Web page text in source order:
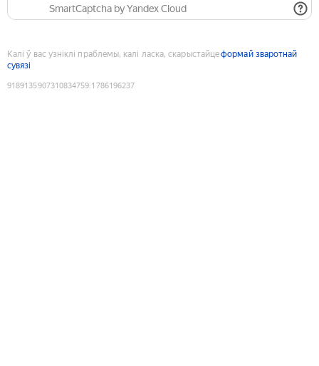
SmartCaptcha by Yandex Cloud
Калі ў вас узніклі праблемы, калі ласка, скарыстайцеформай зваротнай
сувязі
9189135907310834759:1786196237